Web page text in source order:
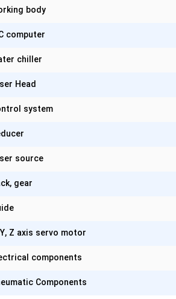
body
computer
chiller
Head
system
source
gear
Z axis servo motor
components
Components